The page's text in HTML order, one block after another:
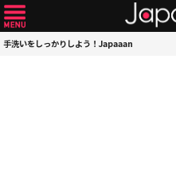
手洗いをしっかりしよう！Japaaan